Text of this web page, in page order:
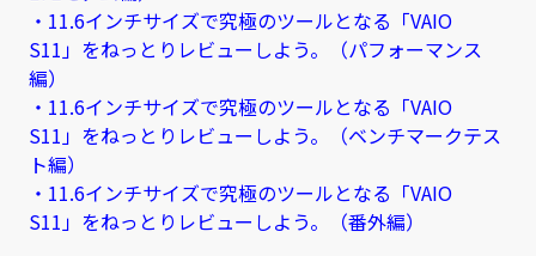
・11.6インチサイズで究極のツールとなる「VAIO
S11」をねっとりレビューしよう。（パフォーマンス
編）
・11.6インチサイズで究極のツールとなる「VAIO
S11」をねっとりレビューしよう。（ベンチマークテス
ト編）
・11.6インチサイズで究極のツールとなる「VAIO
S11」をねっとりレビューしよう。（番外編）